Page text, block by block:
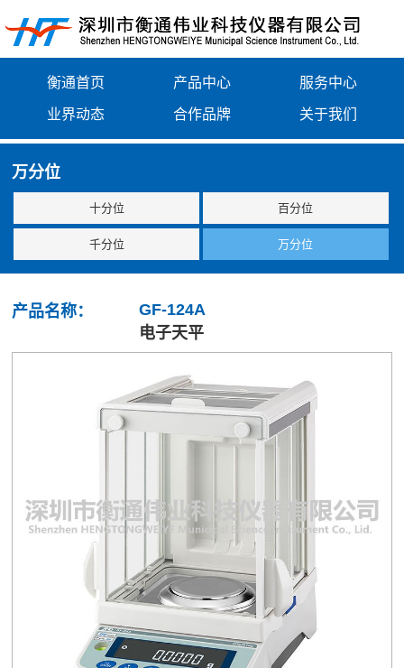
衡通首页 产品中心 服务中心
业界动态 合作品牌 关于我们
万分位
十分位 百分位
千分位 万分位
产品名称：
GF-124A
电子天平